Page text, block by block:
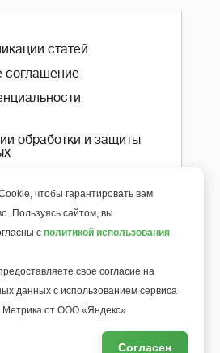
статей
соглашение
обработки и защиты
6+
чтобы гарантировать вам
Пользуясь сайтом, вы
с политикой использования
свое согласие на
данных с использованием сервиса
Метрика от ООО «Яндекс».
Согласен